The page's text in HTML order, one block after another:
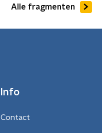
Alle fragmenten
Info
Contact